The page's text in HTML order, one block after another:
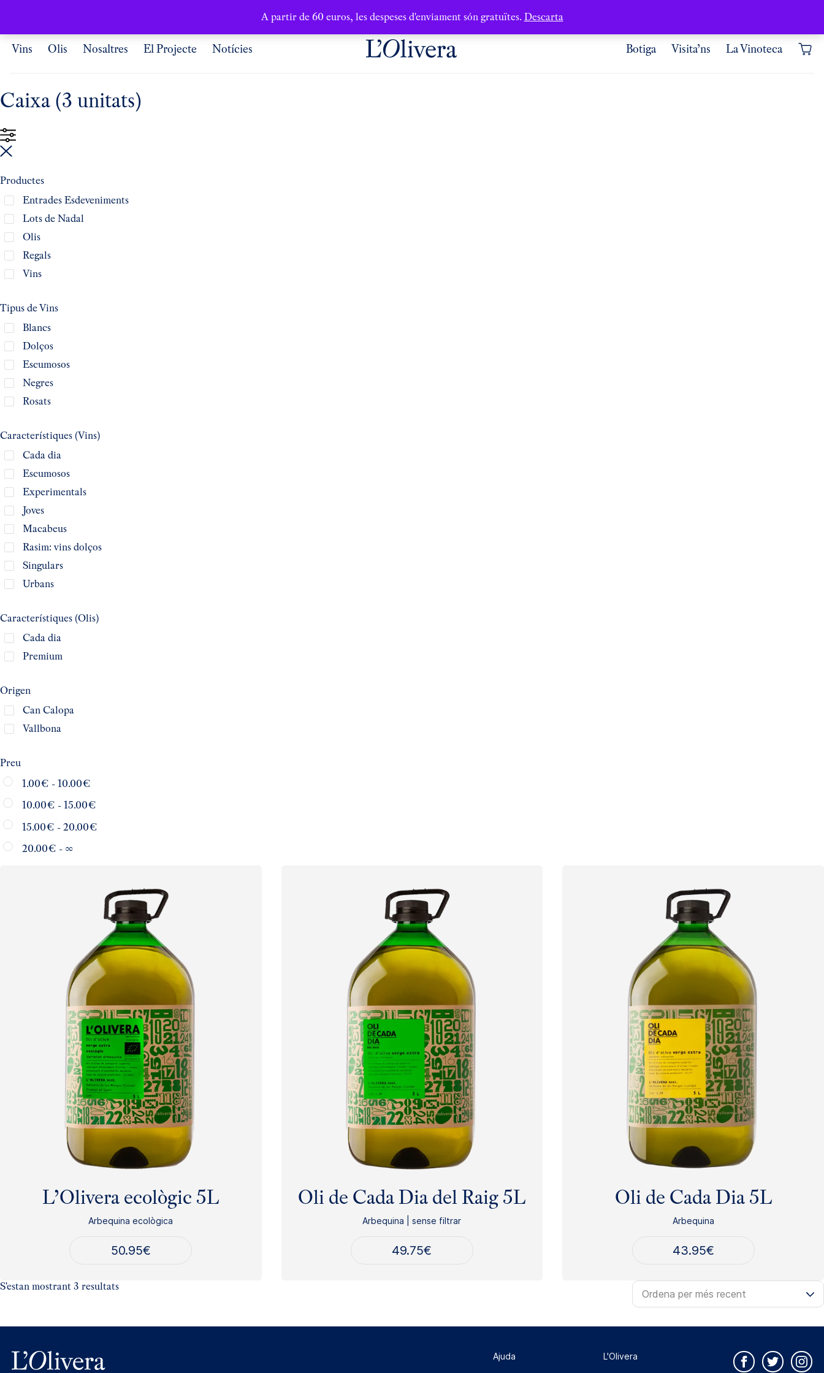
A partir de 60 euros, les despeses d'enviament són gratuïtes. Descarta
Vins Olis Nosaltres El Projecte Notícies Botiga Visita’ns La Vinoteca
Caixa (3 unitats)
Productes
Entrades Esdeveniments
Lots de Nadal
Olis
Regals
Vins
Tipus de Vins
Blancs
Dolços
Escumosos
Negres
Rosats
Característiques (Vins)
Cada dia
Escumosos
Experimentals
Joves
Macabeus
Rasim: vins dolços
Singulars
Urbans
Característiques (Olis)
Cada dia
Premium
Origen
Can Calopa
Vallbona
Preu
1.00€ -10.00€
10.00€ -15.00€
15.00€ -20.00€
20.00€ - ∞
L’Olivera ecològic 5L
Arbequina ecològica
50.95€
Oli de Cada Dia del Raig 5L
Arbequina | sense filtrar
49.75€
Oli de Cada Dia 5L
Arbequina
43.95€
S'estan mostrant 3 resultatsOrdenat
Ajuda L'Olivera